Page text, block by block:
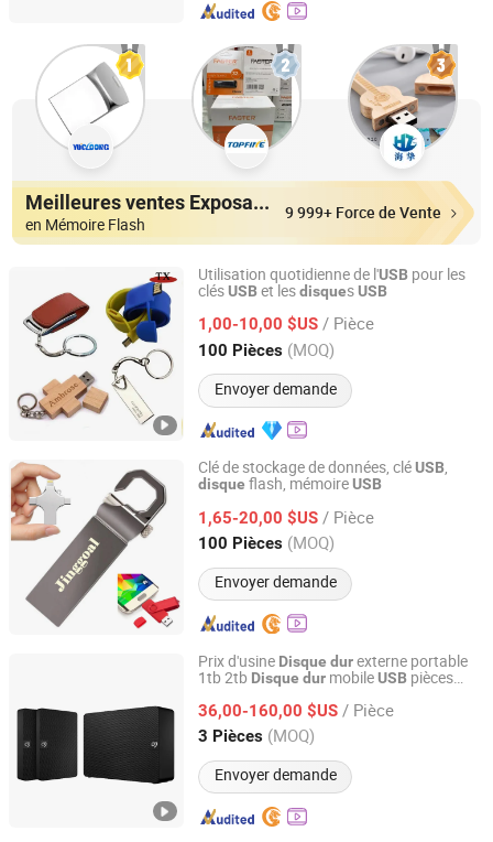
Meilleures ventes Exposants
en Mémoire Flash
9 999+ Force de Vente
Utilisation quotidienne de l'USB pour les
clésUSBet lesdisquesUSB
1,00-10,00 $US / Pièce
100 Pièces (MOQ)
Envoyer demande
Zhongshan Tianxin Craft Gift Products Co., Ltd.
Guangdong, China Depuis 2010
Clé de stockage de données, cléUSB,
disque flash, mémoireUSB
1,65-20,00 $US / Pièce
100 Pièces (MOQ)
Envoyer demande
Jinggoal International Limited
Guangdong, China Depuis 2008
Prix d'usine Disque durexterne portable
1tb 2tb Disque dur mobileUSB pièces
36,00-160,00 $US / Pièce
3 Pièces (MOQ)
Envoyer demande
Shenzhen Huaxing Technology Co., Ltd.
Guangdong, China Depuis 2023